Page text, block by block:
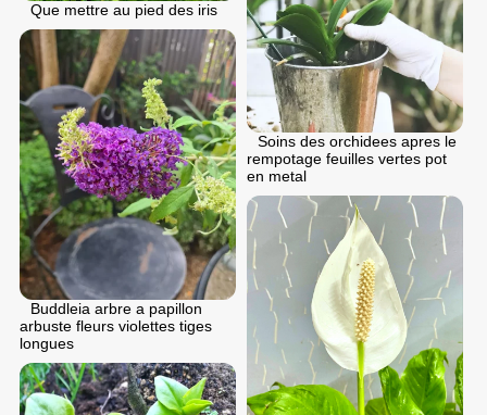
Que mettre au pied des iris
Soins des orchidees apres le
rempotage feuilles vertes pot
en metal
Buddleia arbre a papillon
arbuste fleurs violettes tiges
longues